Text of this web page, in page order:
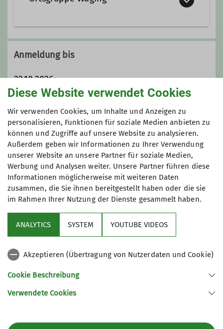
Skiführer*in
Fachübungsleiter*in Mountainbike
Ämter
Tourenreferent*in Waging
Anmeldung bis
22.10.2026
Maximale Teilnehmeranzahl
8
wichtige Infos
Partner
83317 Teisendorf
Diese Website verwendet Cookies
Wir verwenden Cookies, um Inhalte und Anzeigen zu
personalisieren, Funktionen für soziale Medien anbieten zu
können und Zugriffe auf unsere Website zu analysieren.
Außerdem geben wir Informationen zu Ihrer Verwendung
unserer Website an unsere Partner für soziale Medien,
Werbung und Analysen weiter. Unsere Partner führen diese
Informationen möglicherweise mit weiteren Daten
zusammen, die Sie ihnen bereitgestellt haben oder die sie
im Rahmen Ihrer Nutzung der Dienste gesammelt haben.
ANALYTICS SYSTEM YOUTUBE VIDEOS
Akzeptieren (Übertragung von Nutzerdaten und Cookie)
Cookie Beschreibung
Verwendete Cookies